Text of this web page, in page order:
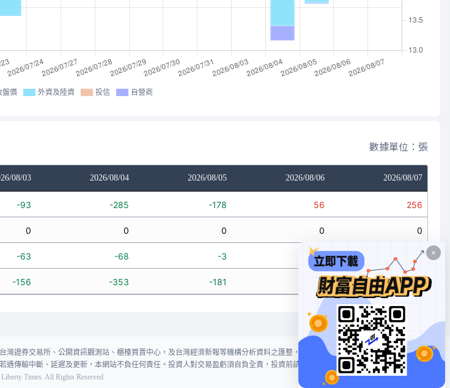
盤價 外資及陸資 投信 自營商
數據單位：張
08/03 2026/08/04 2026/08/05 2026/08/06 2026/08/07
-93 -285 -178 56 256
0 0 0 0 0
-63 -68 -3 20 3
-156 -353 -181 76 259
灣證券交易所、公開資訊觀測站、櫃檯買賣中心，及台灣經濟新報等機構分析資料之匯整，本網站對投資人買賣不作任何建議或暗
遇傳輸中斷、延遲及更新，本網站不負任何責任。投資人對交易盈虧須自負全責，投資前請謹慎評估風險。
Liberty Times. All Rights Reserved.